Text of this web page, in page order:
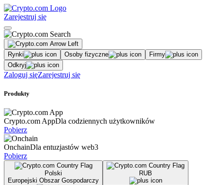
Zarejestruj się
Rynki Osoby fizyczne
Firmy
Odkryj
Zaloguj sięZarejestruj się
Produkty
Crypto.com AppDla codziennych użytkowników
Pobierz
OnchainDla entuzjastów web3
Pobierz
Polski
Europejski Obszar Gospodarczy
RUB